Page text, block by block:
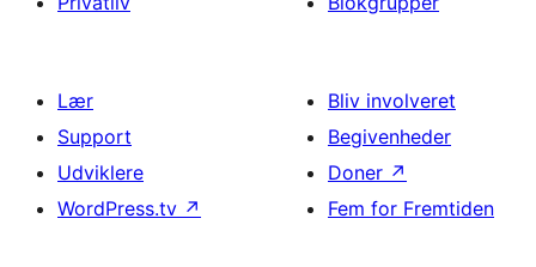
Lær
Support
Udviklere
WordPress.tv ↗
Bliv involveret
Begivenheder
Doner ↗
Fem for Fremtiden